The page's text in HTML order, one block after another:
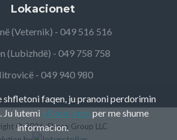
Lokacionet
(Veternik) - 049 516 516
(Lubizhdë) - 049 758 758
- 049 940 980
©2026, Elteco Group LLC
shfletoni faqen, ju pranoni perdorimin
Ju lutemi klikoni ketu per me shume
informacion.